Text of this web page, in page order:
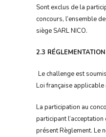
Sont exclus de la
concours, l’ensemble
siège SARL NICO.
2.3 RÉGLEMENTATION
Le challenge est
Loi française applicable
La participation au
participant
présent Règlement. Le